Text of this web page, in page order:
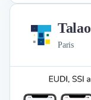
Talao
Paris